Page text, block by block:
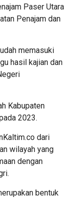
Paser Utara
Penajam dan
memasuki
hasil kajian dan
Kabupaten
2023.
dari
wilayah yang
dengan
bentuk